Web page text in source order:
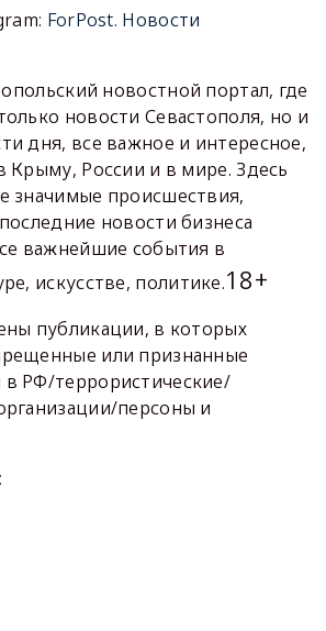
ForPost. Новости
новостной портал, где
новости Севастополя, но и
дня, все важное и интересное,
Крыму, России и в мире. Здесь
значимые происшествия,
новости бизнеса
важнейшие события в
искусстве, политике.18+
публикации, в которых
или признанные
РФ/террористические/
персоны и